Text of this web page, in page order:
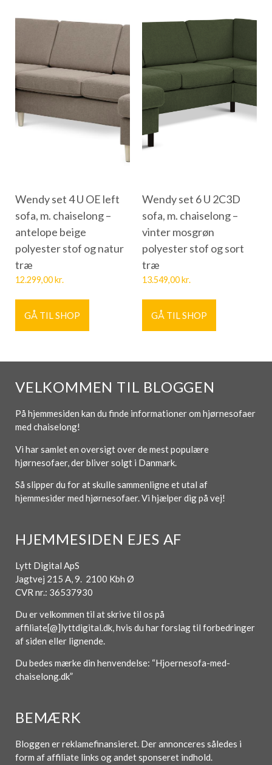
Wendy set 4 U OE left
sofa, m. chaiselong –
antelope beige
polyester stof og natur
træ
12.299,00kr.
GÅ TIL SHOP
Wendy set 6 U 2C3D
sofa, m. chaiselong –
vinter mosgrøn
polyester stof og sort
træ
13.549,00kr.
GÅ TIL SHOP
VELKOMMEN TIL BLOGGEN
På hjemmesiden kan du finde informationer om hjørnesofaer
med chaiselong!
Vi har samlet en oversigt over de mest populære
hjørnesofaer, der bliver solgt i Danmark.
Så slipper du for at skulle sammenligne et utal af
hjemmesider med hjørnesofaer. Vi hjælper dig på vej!
HJEMMESIDEN EJES AF
Lytt Digital ApS
Jagtvej 215 A, 9. 2100 Kbh Ø
CVR nr.: 36537930
Du er velkommen til at skrive til os på
affiliate[@]lyttdigital.dk, hvis du har forslag til forbedringer
af siden eller lignende.
Du bedes mærke din henvendelse: “Hjoernesofa-med-
chaiselong.dk”
BEMÆRK
Bloggen er reklamefinansieret. Der annonceres således i
form af affiliate links og andet sponseret indhold.